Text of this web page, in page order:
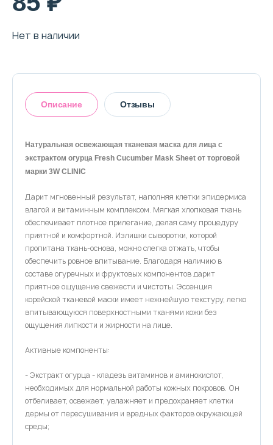
Нет в наличии
Описание Отзывы
Натуральная освежающая тканевая маска для лица с
экстрактом огурца Fresh Cucumber Mask Sheet от торговой
марки 3W CLINIC
Дарит мгновенный результат, наполняя клетки эпидермиса
влагой и витаминным комплексом. Мягкая хлопковая ткань
обеспечивает плотное прилегание, делая саму процедуру
приятной и комфортной. Излишки сыворотки, которой
пропитана ткань-основа, можно слегка отжать, чтобы
обеспечить ровное впитывание. Благодаря наличию в
составе огуречных и фруктовых компонентов дарит
приятное ощущение свежести и чистоты. Эссенция
корейской тканевой маски имеет нежнейшую текстуру, легко
впитывающуюся поверхностными тканями кожи без
ощущения липкости и жирности на лице.
Активные компоненты:
- Экстракт огурца - кладезь витаминов и аминокислот,
необходимых для нормальной работы кожных покровов. Он
отбеливает, освежает, увлажняет и предохраняет клетки
дермы от пересушивания и вредных факторов окружающей
среды;
Оставить отзыв